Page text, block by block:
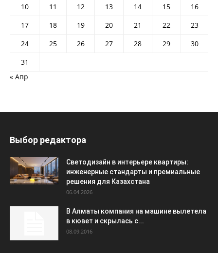
10
11 12 13 14 15
16
17
18 19 20 21 22
23
24
25 26 27 28 29
30
31
« Апр
Выбор редактора
Светодизайн в интерьере квартиры:
инженерные стандарты и премиальные
решения для Казахстана
06.04.2026
В Алматы компания на машине вылетела
в кювет и скрылась с...
08.09.2016